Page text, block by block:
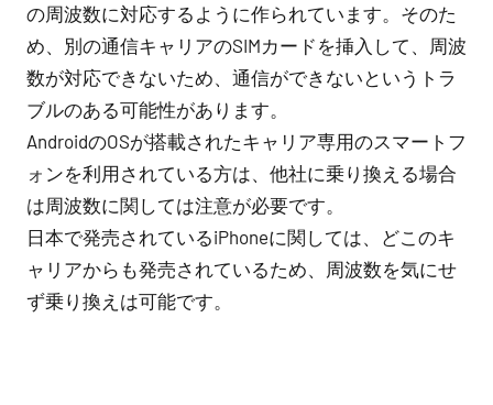
の周波数に対応するように作られています。そのた
め、別の通信キャリアのSIMカードを挿入して、周波
数が対応できないため、通信ができないというトラ
ブルのある可能性があります。
AndroidのOSが搭載されたキャリア専用のスマートフ
ォンを利用されている方は、他社に乗り換える場合
は周波数に関しては注意が必要です。
日本で発売されているiPhoneに関しては、どこのキ
ャリアからも発売されているため、周波数を気にせ
ず乗り換えは可能です。